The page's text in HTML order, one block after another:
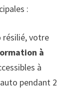
:
résilié, votre
à
à
pendant 2